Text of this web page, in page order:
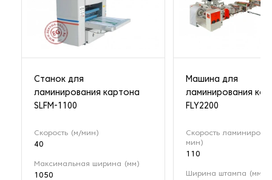
Станок для
ламинирования картона
SLFM-1100
Скорость (м/мин)
40
Максимальная ширина (мм)
1050
Машина для
ламинирования
FLY2200
Скорость
мин)
110
Ширина штампа (мм)